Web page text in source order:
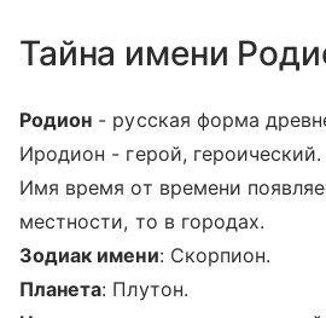
Тайна имени
Родион - русская форма
Иродион - герой, героический.
Имя время от времени
местности, то в городах.
Зодиак имени: Скорпион.
Планета: Плутон.